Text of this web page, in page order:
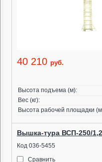
40 210 руб.
Высота подъема (м):
Вес (кг):
Высота рабочей площадки
Вышка-тура ВСП-250/
Код 036-5455
Сравнить